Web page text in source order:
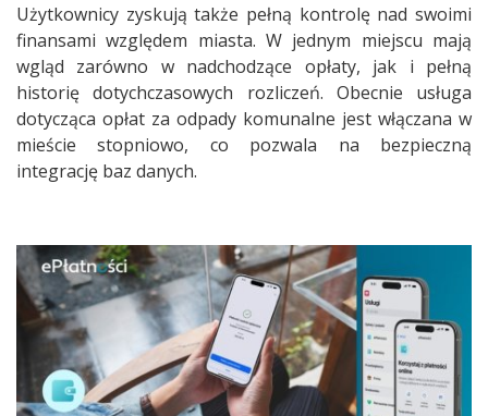
Użytkownicy zyskują także pełną kontrolę nad swoimi
finansami względem miasta. W jednym miejscu mają
wgląd zarówno w nadchodzące opłaty, jak i pełną
historię dotychczasowych rozliczeń. Obecnie usługa
dotycząca opłat za odpady komunalne jest włączana w
mieście stopniowo, co pozwala na bezpieczną
integrację baz danych.